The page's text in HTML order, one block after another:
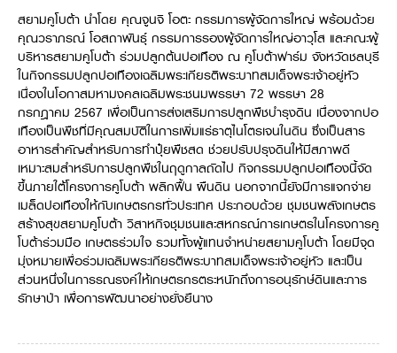
ศูนย์บริการในต่างประเทศ
ประเทศคู่ค้า
ข่าวกิจกรรมเพื่อสังคม
โครงการตามแนวพระราชดำริ
การพัฒนาชุมชน และสังคม
การศึกษา และเยาวชน
สิ่งแวดล้อมความปลอดภัยและอาชีวอนามัย
คูโบต้าร่วมมือเกษตรร่วมใจ
โครงการเกษตรแปลงใหญ่
เอกสารดาวน์โหลด
วารสารออนไลน์
คูโบต้า สโตร์
KAS เกษตรครบวงจร
คูโบต้าฟาร์ม
คูโบต้าแฟมิลี่
ภาษา
ไทย English
สยามคูโบต้า นำโดย คุณจูนจิ โอตะ กรรมการผู้จัดการใหญ่ พร้อมด้วย
คุณวราภรณ์ โอสถาพันธุ์ กรรมการรองผู้จัดการใหญ่อาวุโส และคณะผู้
บริหารสยามคูโบต้า ร่วมปลูกต้นปอเทือง ณ คูโบต้าฟาร์ม จังหวัดชลบุรี
ในกิจกรรมปลูกปอเทืองเฉลิมพระเกียรติพระบาทสมเด็จพระเจ้าอยู่หัว
เนื่องในโอกาสมหามงคลเฉลิมพระชนมพรรษา 72 พรรษา 28
กรกฎาคม 2567 เพื่อเป็นการส่งเสริมการปลูกพืชบำรุงดิน เนื่องจากปอ
เทืองเป็นพืชที่มีคุณสมบัติในการเพิ่มแร่ธาตุไนโตรเจนในดิน ซึ่งเป็นสาร
อาหารสำคัญสำหรับการทำปุ๋ยพืชสด ช่วยปรับปรุงดินให้มีสภาพดี
เหมาะสมสำหรับการปลูกพืชในฤดูกาลถัดไป กิจกรรมปลูกปอเทืองนี้จัด
ขึ้นภายใต้โครงการคูโบต้า พลิกฟื้น ผืนดิน นอกจากนี้ยังมีการแจกจ่าย
เมล็ดปอเทืองให้กับเกษตรกรทั่วประเทศ ประกอบด้วย ชุมชนพลังเกษตร
สร้างสุขสยามคูโบต้า วิสาหกิจชุมชนและสหกรณ์การเกษตรในโครงการคู
โบต้าร่วมมือ เกษตรร่วมใจ รวมทั้งผู้แทนจำหน่ายสยามคูโบต้า โดยมีจุด
มุ่งหมายเพื่อร่วมเฉลิมพระเกียรติพระบาทสมเด็จพระเจ้าอยู่หัว และเป็น
ส่วนหนึ่งในการรณรงค์ให้เกษตรกรตระหนักถึงการอนุรักษ์ดินและการ
รักษาป่า เพื่อการพัฒนาอย่างยั่งยืนาง